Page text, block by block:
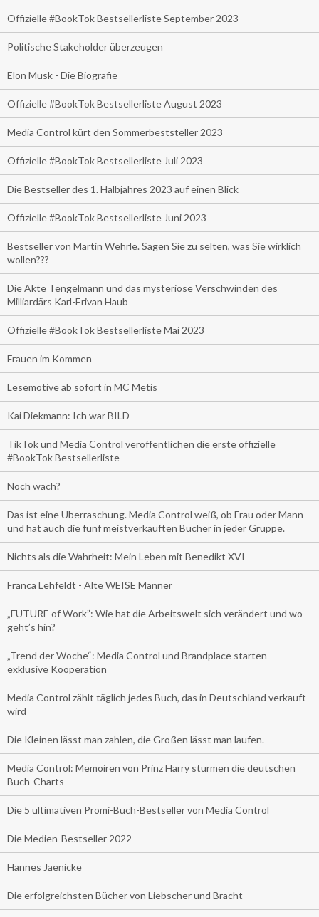
Offizielle #BookTok Bestsellerliste September 2023
Politische Stakeholder überzeugen
Elon Musk - Die Biografie
Offizielle #BookTok Bestsellerliste August 2023
Media Control kürt den Sommerbeststeller 2023
Offizielle #BookTok Bestsellerliste Juli 2023
Die Bestseller des 1. Halbjahres 2023 auf einen Blick
Offizielle #BookTok Bestsellerliste Juni 2023
Bestseller von Martin Wehrle. Sagen Sie zu selten, was Sie wirklich
wollen???
Die Akte Tengelmann und das mysteriöse Verschwinden des
Milliardärs Karl-Erivan Haub
Offizielle #BookTok Bestsellerliste Mai 2023
Frauen im Kommen
Lesemotive ab sofort in MC Metis
Kai Diekmann: Ich war BILD
TikTok und Media Control veröffentlichen die erste offizielle
#BookTok Bestsellerliste
Noch wach?
Das ist eine Überraschung. Media Control weiß, ob Frau oder Mann
und hat auch die fünf meistverkauften Bücher in jeder Gruppe.
Nichts als die Wahrheit: Mein Leben mit Benedikt XVI
Franca Lehfeldt - Alte WEISE Männer
„FUTURE of Work”: Wie hat die Arbeitswelt sich verändert und wo
geht’s hin?
„Trend der Woche“: Media Control und Brandplace starten
exklusive Kooperation
Media Control zählt täglich jedes Buch, das in Deutschland verkauft
wird
Die Kleinen lässt man zahlen, die Großen lässt man laufen.
Media Control: Memoiren von Prinz Harry stürmen die deutschen
Buch-Charts
Die 5 ultimativen Promi-Buch-Bestseller von Media Control
Die Medien-Bestseller 2022
Hannes Jaenicke
Die erfolgreichsten Bücher von Liebscher und Bracht